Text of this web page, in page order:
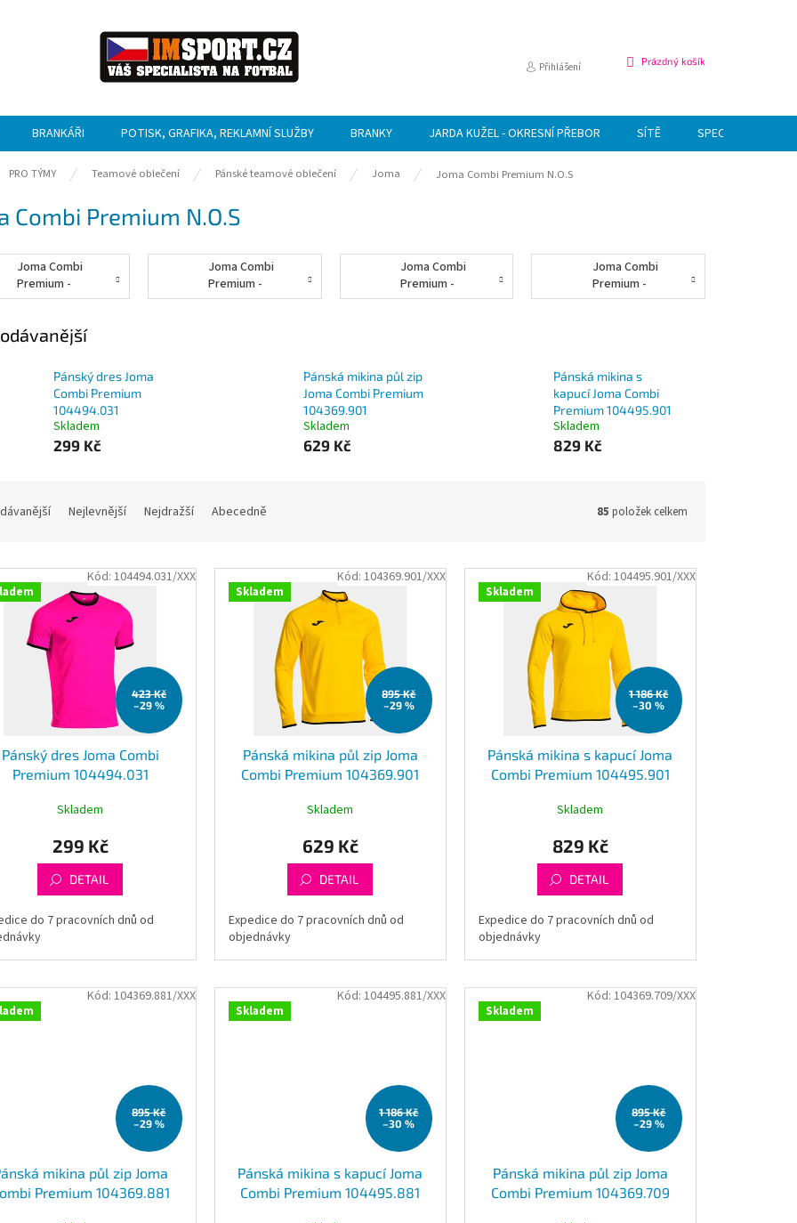
Přihlášení
NÁKUPNÍ
Prázdný košík
BRANKÁŘI POTISK, GRAFIKA, REKLAMNÍ SLUŽBY BRANKY JARDA KUŽEL - OKRESNÍ PŘEBOR SÍTĚ SPECIÁLNÍ NABÍDKA
PRO TÝMY Teamové oblečení Pánské teamové oblečení Joma Joma Combi Premium N.O.S
Combi Premium N.O.S
Joma Combi
Premium -
mikiny
Joma Combi
Premium -
dresy
Joma Combi
Premium -
tepláky
Joma Combi
Premium -
polo trička
Pánský dres Joma
Combi Premium
104494.031
Skladem
299 Kč
Pánská mikina půl zip
Joma Combi Premium
104369.901
Skladem
629 Kč
Pánská mikina s
kapucí Joma Combi
Premium 104495.901
Skladem
829 Kč
Nejlevnější Nejdražší Abecedně 85 položek celkem
423 Kč
–29 %
Pánský dres Joma Combi
Premium 104494.031
Skladem
299 Kč
DETAIL
do 7 pracovních dnů od
Kód: 104494.031/XXX
Skladem
895 Kč
–29 %
Pánská mikina půl zip Joma
Combi Premium 104369.901
Skladem
629 Kč
DETAIL
Expedice do 7 pracovních dnů od
objednávky
Kód: 104369.901/XXX
Skladem
1 186 Kč
–30 %
Pánská mikina s kapucí Joma
Combi Premium 104495.901
Skladem
829 Kč
DETAIL
Expedice do 7 pracovních dnů od
objednávky
Kód: 104495.901/XXX
895 Kč
–29 %
mikina půl zip Joma
Premium 104369.881
Kód: 104369.881/XXX
Skladem
1 186 Kč
–30 %
Pánská mikina s kapucí Joma
Combi Premium 104495.881
Kód: 104495.881/XXX
Skladem
895 Kč
–29 %
Pánská mikina půl zip Joma
Combi Premium 104369.709
Kód: 104369.709/XXX